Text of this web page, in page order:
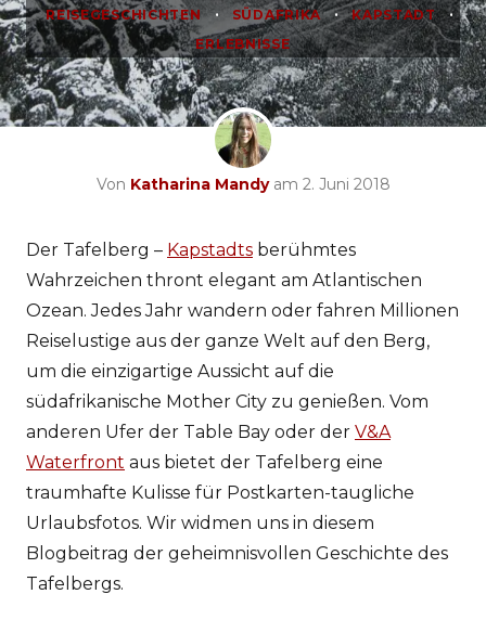
REISEGESCHICHTEN • SÜDAFRIKA • KAPSTADT •
ERLEBNISSE
Von Katharina Mandyam 2. Juni 2018
Der Tafelberg – Kapstadts berühmtes
Wahrzeichen thront elegant am Atlantischen
Ozean. Jedes Jahr wandern oder fahren Millionen
Reiselustige aus der ganze Welt auf den Berg,
um die einzigartige Aussicht auf die
südafrikanische Mother City zu genießen. Vom
anderen Ufer der Table Bay oder der V&A
Waterfront aus bietet der Tafelberg eine
traumhafte Kulisse für Postkarten-taugliche
Urlaubsfotos. Wir widmen uns in diesem
Blogbeitrag der geheimnisvollen Geschichte des
Tafelbergs.